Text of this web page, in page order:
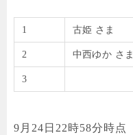
1 古姫 さま
2 中西ゆか さま
3
9月24日22時58分時点